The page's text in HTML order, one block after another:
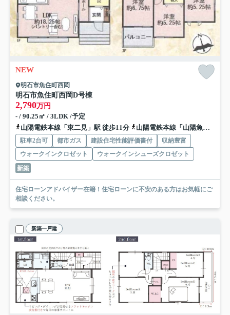
NEW
明石市魚住町西岡
明石市魚住町西岡D号棟
2,790万円
- / 90.25㎡ / 3LDK /予定
山陽電鉄本線「東二見」駅 徒歩11分
山陽電鉄本線「山陽魚住」駅 徒歩14分
駐車2台可 都市ガス 建設住宅性能評価書付
収納豊富
ウォークインクロゼット
ウォークインシューズクロゼット
新築
住宅ローンアドバイザー在籍！住宅ローンに不安のある方はお気軽にご
相談ください。
新築一戸建